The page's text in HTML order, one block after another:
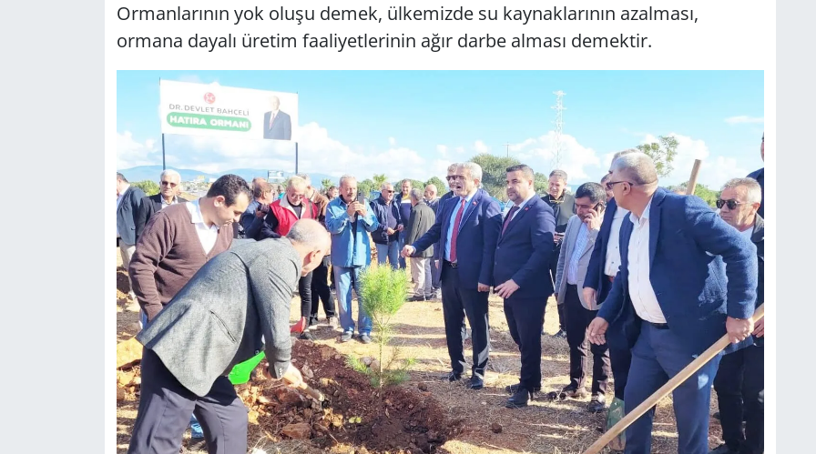
Ormanlarının yok oluşu demek, ülkemizde su kaynaklarının azalması,
ormana dayalı üretim faaliyetlerinin ağır darbe alması demektir.